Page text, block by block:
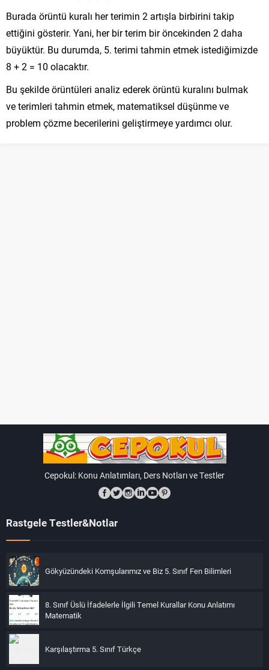
Burada örüntü kuralı her terimin 2 artışla birbirini takip
ettiğini gösterir. Yani, her bir terim bir öncekinden 2 daha
büyüktür. Bu durumda, 5. terimi tahmin etmek istediğimizde
8 + 2 = 10 olacaktır.
Bu şekilde örüntüleri analiz ederek örüntü kuralını bulmak
ve terimleri tahmin etmek, matematiksel düşünme ve
problem çözme becerilerini geliştirmeye yardımcı olur.
Cepokul: Konu Anlatımları, Ders Notları ve Testler
Rastgele Testler&Notlar
Gökyüzündeki Komşularımız ve Biz 5. Sınıf Fen Bilimleri
8. Sınıf Üslü İfadelerle İlgili Temel Kurallar Konu Anlatımı
Matematik
Karşılaştırma 5. Sınıf Türkçe